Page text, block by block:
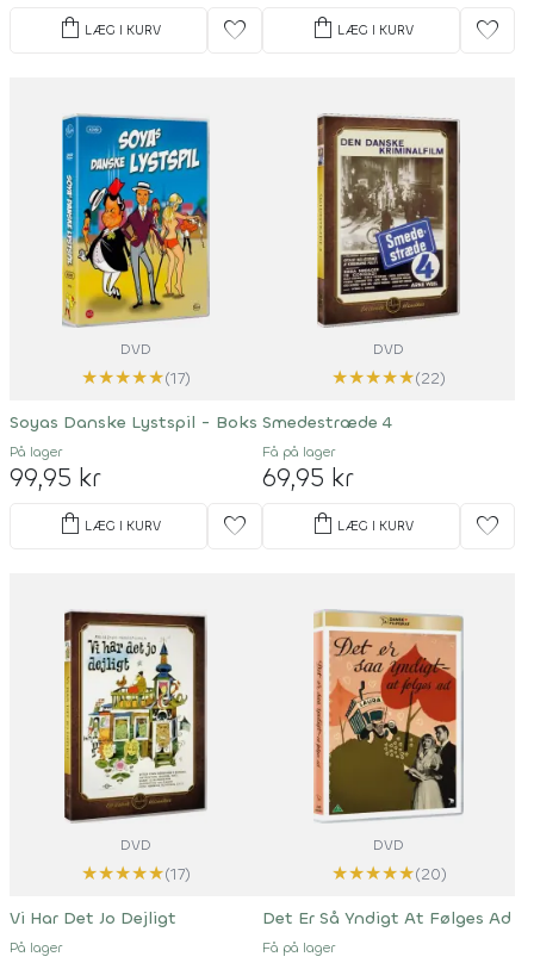
shopping_bag LÆG I KURV favorite shopping_bag LÆG I KURV favorite
DVD
★★★★★(17)
Soyas Danske Lystspil - Boks
På lager
99,95 kr
shopping_bag LÆG I KURV favorite
DVD
★★★★★(22)
Smedestræde 4
Få på lager
69,95 kr
shopping_bag LÆG I KURV favorite
DVD
★★★★★(17)
Vi Har Det Jo Dejligt
På lager
DVD
★★★★★(20)
Det Er Så Yndigt At Følges Ad
Få på lager